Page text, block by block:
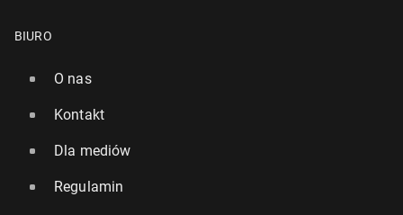
BIURO
O nas
Kontakt
Dla mediów
Regulamin